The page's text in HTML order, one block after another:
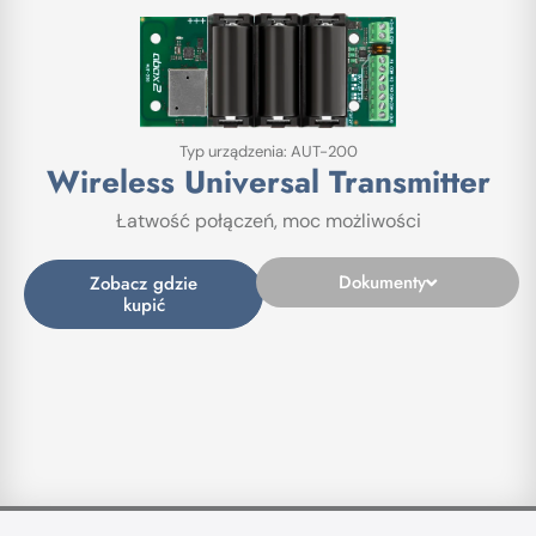
Typ urządzenia: AUT-200
Wireless Universal Transmitter
Łatwość połączeń, moc możliwości
Zobacz gdzie
kupić
Dokumenty